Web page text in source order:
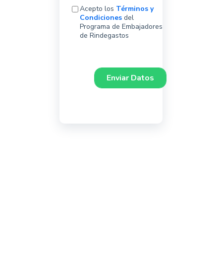
Acepto los Términos y
Condiciones del
Programa de Embajadores
de Rindegastos